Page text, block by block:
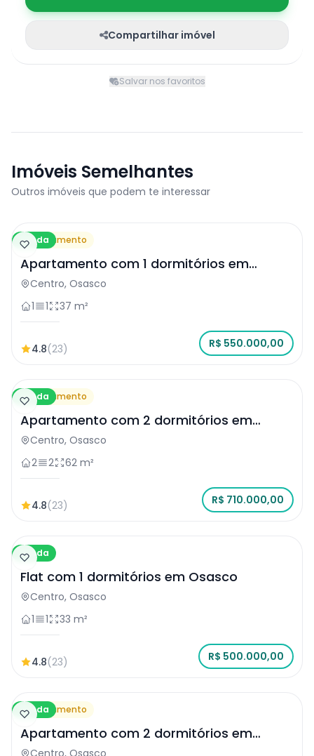
Compartilhar imóvel
Salvar nos favoritos
Imóveis Semelhantes
Outros imóveis que podem te interessar
Venda
Apartamento
Apartamento com 1 dormitórios em
Osasco
Centro, Osasco
1
1 37 m²
4.8(23) R$ 550.000,00
Venda
Apartamento
Apartamento com 2 dormitórios em
Osasco
Centro, Osasco
2
2 62 m²
4.8(23) R$ 710.000,00
Venda
Flat
Flat com 1 dormitórios em Osasco
Centro, Osasco
1
1 33 m²
4.8(23) R$ 500.000,00
Venda
Apartamento
Apartamento com 2 dormitórios em
Centro, Osasco